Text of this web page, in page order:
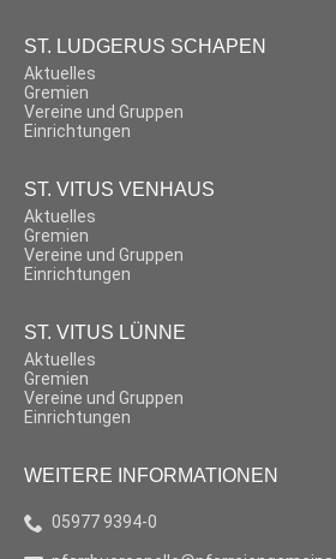
ST. LUDGERUS SCHAPEN
Aktuelles
Gremien
Vereine und Gruppen
Einrichtungen
ST. VITUS VENHAUS
Aktuelles
Gremien
Vereine und Gruppen
Einrichtungen
ST. VITUS LÜNNE
Aktuelles
Gremien
Vereine und Gruppen
Einrichtungen
WEITERE INFORMATIONEN
05977 9394-0